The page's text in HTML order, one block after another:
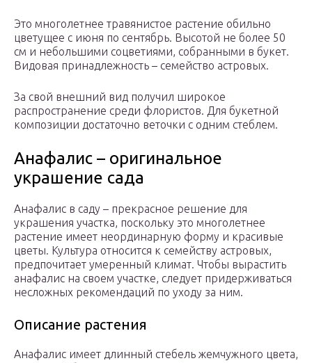
Это многолетнее травянистое растение обильно
цветущее с июня по сентябрь. Высотой не более 50
см и небольшими соцветиями, собранными в букет.
Видовая принадлежность – семейство астровых.
За свой внешний вид получил широкое
распространение среди флористов. Для букетной
композиции достаточно веточки с одним стеблем.
Анафалис – оригинальное
украшение сада
Анафалис в саду – прекрасное решение для
украшения участка, поскольку это многолетнее
растение имеет неординарную форму и красивые
цветы. Культура относится к семейству астровых,
предпочитает умеренный климат. Чтобы вырастить
анафалис на своем участке, следует придерживаться
несложных рекомендаций по уходу за ним.
Описание растения
Анафалис имеет длинный стебель жемчужного цвета,